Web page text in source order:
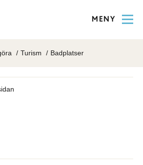
MENY
Turism Badplatser